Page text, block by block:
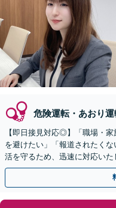
危険運転・あおり運
【即日接見対応◎】「職場・
を避けたい」「報道されたく
活を守るため、迅速に対応いた